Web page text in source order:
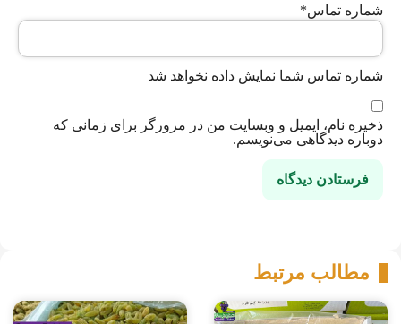
شماره تماس*
شماره تماس شما نمایش داده نخواهد شد
ذخیره نام، ایمیل و وبسایت من در مرورگر برای زمانی که
دوباره دیدگاهی می‌نویسم.
مطالب مرتبط